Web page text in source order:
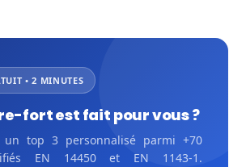
• 2 MINUTES
fort est fait pour vous ?
un top 3 personnalisé parmi +70
EN 14450 et EN 1143-1.